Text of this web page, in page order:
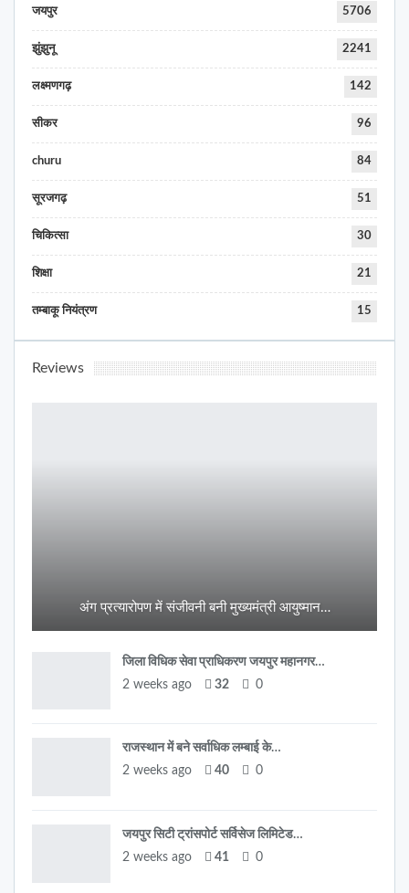
जयपुर 5706
झुंझुनू 2241
लक्ष्मणगढ़ 142
सीकर 96
churu 84
सूरजगढ़ 51
चिकित्सा 30
शिक्षा 21
तम्बाकू नियंत्रण 15
Reviews
अंग प्रत्यारोपण में संजीवनी बनी मुख्यमंत्री आयुष्मान…
जिला विधिक सेवा प्राधिकरण जयपुर महानगर…
2 weeks ago
32 0
राजस्थान में बने सर्वाधिक लम्बाई के…
2 weeks ago
40 0
जयपुर सिटी ट्रांसपोर्ट सर्विसेज लिमिटेड…
2 weeks ago
41 0